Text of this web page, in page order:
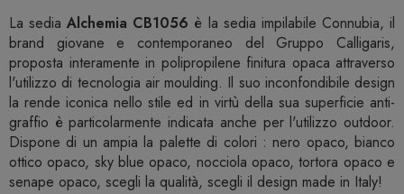
La sediaAlchemia CB1056 è la sedia impilabile Connubia, il
brand giovane e contemporaneo del Gruppo Calligaris,
proposta interamente in polipropilene finitura opaca attraverso
l'utilizzo di tecnologia air moulding. Il suo inconfondibile design
la rende iconica nello stile ed in virtù della sua superficie anti-
graffio è particolarmente indicata anche per l'utilizzo outdoor.
Dispone di un ampia la palette di colori : nero opaco, bianco
ottico opaco, sky blue opaco, nocciola opaco, tortora opaco e
senape opaco, scegli la qualità, scegli il design made in Italy!